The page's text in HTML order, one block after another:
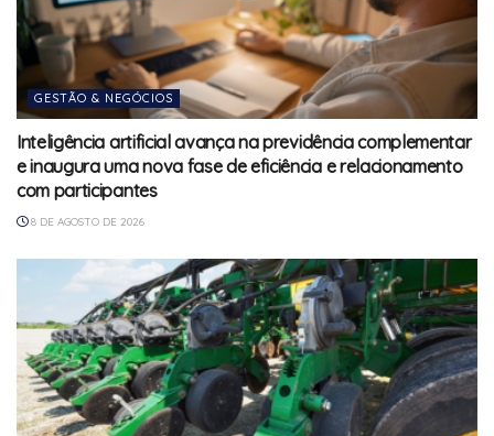
GESTÃO & NEGÓCIOS
Inteligência artificial avança na previdência complementar
e inaugura uma nova fase de eficiência e relacionamento
com participantes
8 DE AGOSTO DE 2026